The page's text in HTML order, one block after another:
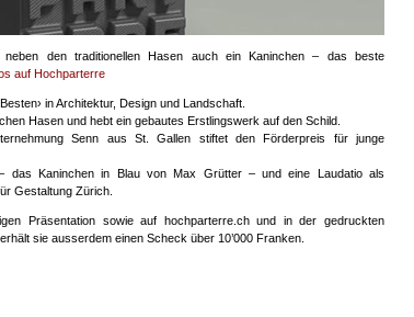
den traditionellen Hasen auch ein Kaninchen – das beste
auf Hochparterre
in Architektur, Design und Landschaft.
Hasen und hebt ein gebautes Erstlingswerk auf den Schild.
Senn aus St. Gallen stiftet den Förderpreis für junge
das Kaninchen in Blau von Max Grütter – und eine Laudatio als
Gestaltung Zürich.
Präsentation sowie auf hochparterre.ch und in der gedruckten
sie ausserdem einen Scheck über 10’000 Franken.